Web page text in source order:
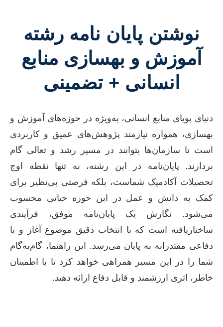
نوشتن پایان نامه رشته
آموزش و بهسازی منابع
انسانی + تضمینی
دنیای پویای منابع انسانی، به‌ویژه در حوزه‌های آموزش و
بهسازی، همواره نیازمند پژوهش‌های عمیق و کاربردی
است تا سازمان‌ها بتوانند در مسیر رشد و تعالی گام
بردارند. پایان‌نامه در این رشته، نه تنها نقطه اوج
تحصیلات آکادمیک شماست، بلکه فرصتی بی‌نظیر برای
کمک به دانش و عمل در این حوزه حیاتی محسوب
می‌شود. نگارش یک پایان‌نامه موفق، فرآیندی
ساختاریافته است که با انتخاب دقیق موضوع آغاز و با
دفاعی مقتدرانه به پایان می‌رسد. این راهنما، گام‌به‌گام
شما را در این مسیر همراهی خواهد کرد تا با اطمینان
خاطر، اثری ارزشمند و قابل دفاع ارائه دهید.